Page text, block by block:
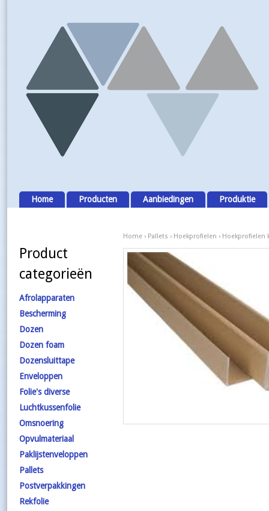
Home Producten Aanbiedingen Produktie
Home› Pallets › Hoekprofielen ›
Product
categorieën
Afrolapparaten
Bescherming
Dozen
Dozen foam
Dozensluittape
Enveloppen
Folie's diverse
Luchtkussenfolie
Omsnoering
Opvulmateriaal
Paklijstenveloppen
Pallets
Postverpakkingen
Rekfolie